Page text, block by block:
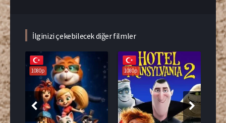
İlginizi çekebilecek diğer filmler
1080p 1080p